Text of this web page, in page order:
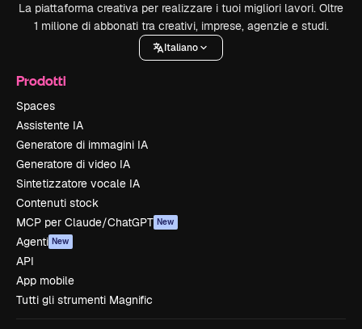
La piattaforma creativa per realizzare i tuoi migliori lavori. Oltre
1 milione di abbonati tra creativi, imprese, agenzie e studi.
Italiano
Prodotti
Spaces
Assistente IA
Generatore di immagini IA
Generatore di video IA
Sintetizzatore vocale IA
Contenuti stock
MCP per Claude/ChatGPT New
Agenti New
API
App mobile
Tutti gli strumenti Magnific